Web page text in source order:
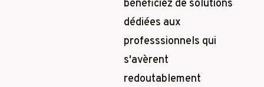
bénéficiez de solutions
dédiées aux
professsionnels qui
s'avèrent
redoutablement